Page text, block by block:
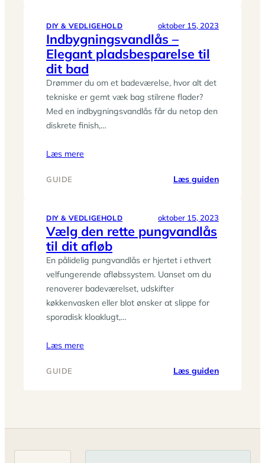
DIY & VEDLIGEHOLD oktober 15, 2023
Indbygningsvandlås –
Elegant pladsbesparelse til
dit bad
Drømmer du om et badeværelse, hvor alt det
tekniske er gemt væk bag stilrene flader?
Med en indbygningsvandlås får du netop den
diskrete finish,…
Læs mere
GUIDE Læs guiden:
DIY & VEDLIGEHOLD oktober 15, 2023
Vælg den rette pungvandlås
til dit afløb
En pålidelig pungvandlås er hjertet i ethvert
velfungerende afløbssystem. Uanset om du
renoverer badeværelset, udskifter
køkkenvasken eller blot ønsker at slippe for
sporadisk kloaklugt,…
Læs mere
GUIDE Læs guiden:
dit